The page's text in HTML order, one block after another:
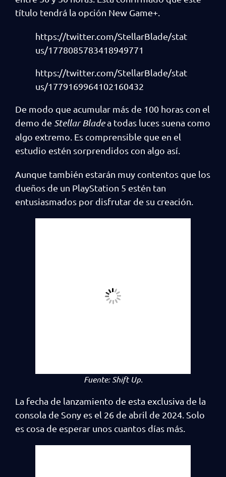
título tendrá la opción New Game+.
https://twitter.com/StellarBlade/stat
us/1778085783418949771
https://twitter.com/StellarBlade/stat
us/1779169964102160432
De modo que acumular más de 100 horas con el
demo de Stellar Bladea todas luces suena como
algo extremo. Es comprensible que en el
estudio estén sorprendidos con algo así.
Aunque también estarán muy contentos que los
dueños de un PlayStation 5 estén tan
entusiasmados por disfrutar de su creación.
Fuente:Shift Up.
La fecha de lanzamiento de esta exclusiva de la
consola de Sony es el 26 de abril de 2024. Solo
es cosa de esperar unos cuantos días más.